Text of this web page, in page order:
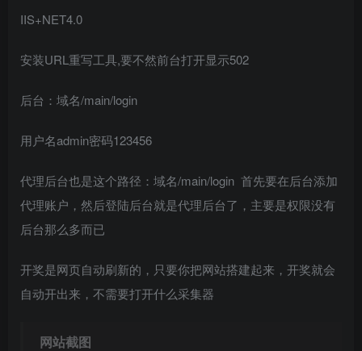
IIS+NET4.0
安装URL重写工具,要不然前台打开显示502
后台：域名/main/login
用户名admin密码123456
代理后台也是这个路径：域名/main/login 首先要在后台添加
代理账户，然后登陆后台就是代理后台了，主要是权限没有
后台那么多而已
开奖是网页自动刷新的，只要你把网站搭建起来，开奖就会
自动开出来，不需要打开什么采集器
网站截图